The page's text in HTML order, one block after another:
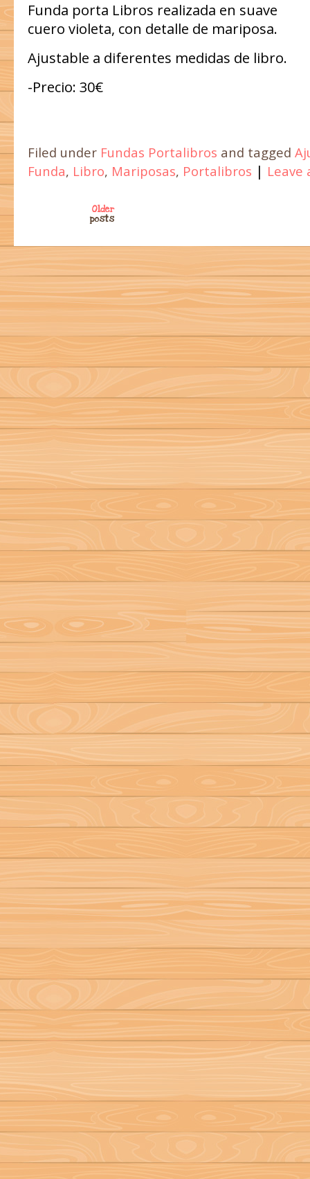
Funda porta Libros realizada en suave
cuero violeta, con detalle de mariposa.
Ajustable a diferentes medidas de libro.
-Precio: 30€
Filed under Fundas Portalibros and tagged
Funda, Libro, Mariposas, Portalibros | Leave
Older
posts